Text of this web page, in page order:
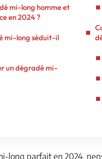
mi-long homme et
en 2024 ?
mi-long séduit-il
un dégradé mi-
long parfait en 2024,